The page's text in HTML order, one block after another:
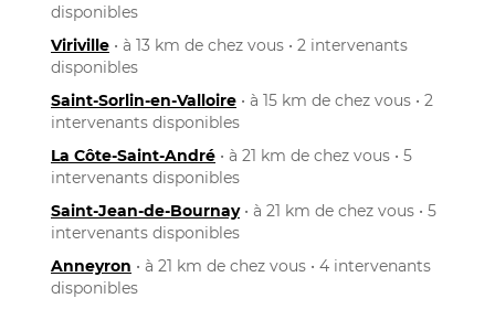
disponibles
Viriville • à 13 km de chez vous • 2 intervenants
disponibles
Saint-Sorlin-en-Valloire • à 15 km de chez vous • 2
intervenants disponibles
La Côte-Saint-André • à 21 km de chez vous • 5
intervenants disponibles
Saint-Jean-de-Bournay• à 21 km de chez vous • 5
intervenants disponibles
Anneyron • à 21 km de chez vous • 4 intervenants
disponibles